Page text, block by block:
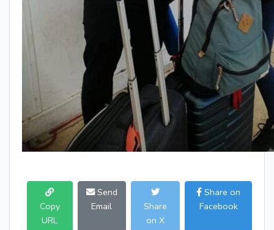
Copy
URL
Send
Email
Share
on X
Share on
Facebook